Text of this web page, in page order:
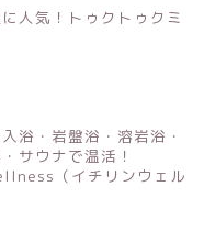
人気！トゥクトゥクミ
浴・岩盤浴・溶岩浴・
サウナで温活！
（イチリンウェル